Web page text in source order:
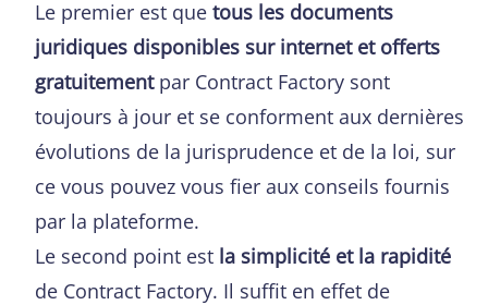
Le premier est que tous les documents
juridiques disponibles sur internet et offerts
gratuitementpar Contract Factory sont
toujours à jour et se conforment aux dernières
évolutions de la jurisprudence et de la loi, sur
ce vous pouvez vous fier aux conseils fournis
par la plateforme.
Le second point est la simplicité et la rapidité
de Contract Factory. Il suffit en effet de